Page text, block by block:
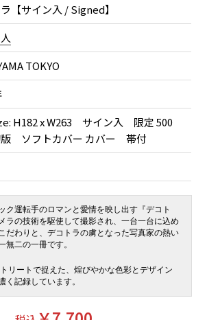
【サイン入 / Signed】
TOKYO
H182 x W263 サイン入 限定 500
ソフトカバー カバー 帯付
ク運転手のロマンと愛情を映し出す『デコト
ラの技術を駆使して撮影され、一台一台に込め
だわりと、デコトラの虜となった写真家の熱い
無二の一冊です。
リートで捉えた、煌びやかな色彩とデザイン
く記録しています。